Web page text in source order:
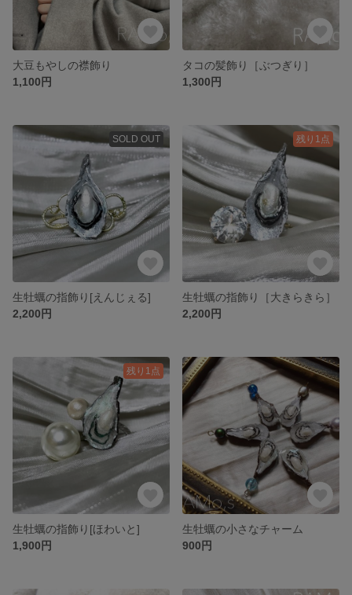
大豆もやしの襟飾り
1,100円
タコの髪飾り［ぶつぎり］
1,300円
SOLD OUT
生牡蠣の指飾り[えんじぇる]
2,200円
残り1点
生牡蠣の指飾り［大きらきら］
2,200円
残り1点
生牡蠣の指飾り[ほわいと]
1,900円
生牡蠣の小さなチャーム
900円